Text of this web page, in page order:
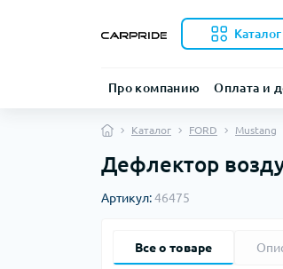
Про компанию Оплата и
Каталог FORD Mustang
Дефлектор
Артикул:46475
Все о товаре